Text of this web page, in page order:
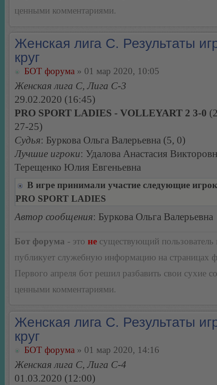
ценными комментариями.
Женская лига С. Результаты
круг
БОТ форума » 01 мар 2020, 10:05
Женская лига С, Лига С-3
29.02.2020 (16:45)
PRO SPORT LADIES - VOLLEYART 2 3-0
27-25)
Судья: Буркова Ольга Валерьевна (5, 0)
Лучшие игроки: Удалова Анастасия
Терещенко Юлия Евгеньевна
В игре принимали участие следующие
PRO SPORT LADIES
Автор сообщения: Буркова Ольга Валерьевна
Бот форума - это не существующий пользователь
публикует служебную информацию на страницах
Первого апреля бот решил разбавить свои сухие
ценными комментариями.
Женская лига С. Результаты
круг
БОТ форума » 01 мар 2020, 14:16
Женская лига С, Лига С-4
01.03.2020 (12:00)